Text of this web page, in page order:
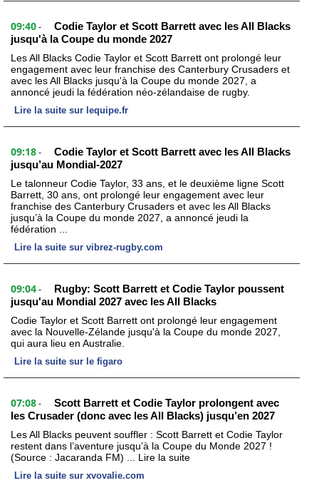
09:40 -
Codie Taylor et Scott Barrett avec les All Blacks
jusqu'à la Coupe du monde 2027
Les All Blacks Codie Taylor et Scott Barrett ont prolongé leur
engagement avec leur franchise des Canterbury Crusaders et
avec les All Blacks jusqu'à la Coupe du monde 2027, a
annoncé jeudi la fédération néo-zélandaise de rugby.
Lire la suite sur lequipe.fr
09:18 -
Codie Taylor et Scott Barrett avec les All Blacks
jusqu’au Mondial-2027
Le talonneur Codie Taylor, 33 ans, et le deuxième ligne Scott
Barrett, 30 ans, ont prolongé leur engagement avec leur
franchise des Canterbury Crusaders et avec les All Blacks
jusqu’à la Coupe du monde 2027, a annoncé jeudi la
fédération ...
Lire la suite sur vibrez-rugby.com
09:04 -
Rugby: Scott Barrett et Codie Taylor poussent
jusqu'au Mondial 2027 avec les All Blacks
Codie Taylor et Scott Barrett ont prolongé leur engagement
avec la Nouvelle-Zélande jusqu'à la Coupe du monde 2027,
qui aura lieu en Australie.
Lire la suite sur le figaro
07:08 -
Scott Barrett et Codie Taylor prolongent avec
les Crusader (donc avec les All Blacks) jusqu’en 2027
Les All Blacks peuvent souffler : Scott Barrett et Codie Taylor
restent dans l’aventure jusqu’à la Coupe du Monde 2027 !
(Source : Jacaranda FM) ... Lire la suite
Lire la suite sur xvovalie.com